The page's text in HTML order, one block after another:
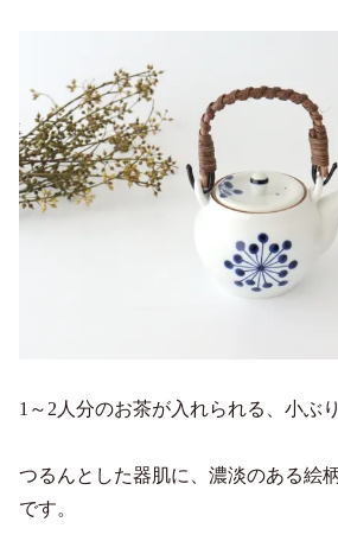
1～2人分のお茶が入れられる、小ぶ
つるんとした器肌に、濃淡のある絵
です。